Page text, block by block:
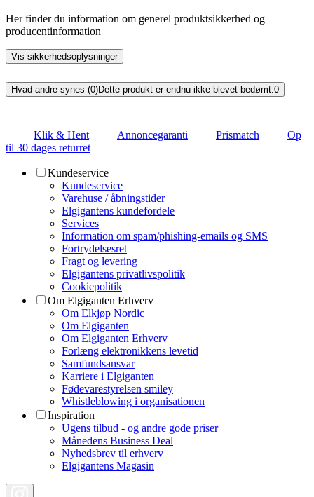
Her finder du information om generel produktsikkerhed og
producentinformation
Vis sikkerhedsoplysninger
Hvad andre synes (0)Dette produkt er endnu ikke blevet bedømt.0
Klik & Hent Annoncegaranti Prismatch
Op
til 30 dages returret
Kundeservice
Kundeservice
Varehuse / åbningstider
Elgigantens kundefordele
Services
Information om spam/phishing-emails og SMS
Fortrydelsesret
Fragt og levering
Elgigantens privatlivspolitik
Cookiepolitik
Om Elgiganten Erhverv
Om Elkjøp Nordic
Om Elgiganten
Om Elgiganten Erhverv
Forlæng elektronikkens levetid
Samfundsansvar
Karriere i Elgiganten
Fødevarestyrelsen smiley
Whistleblowing i organisationen
Inspiration
Ugens tilbud - og andre gode priser
Månedens Business Deal
Nyhedsbrev til erhverv
Elgigantens Magasin